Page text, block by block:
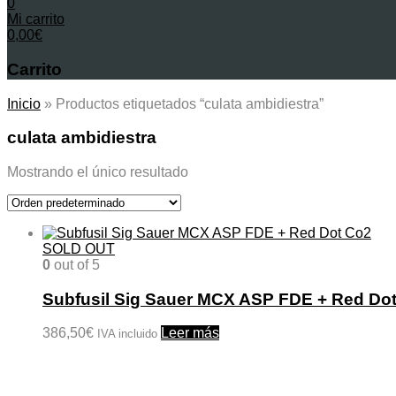
0
Mi carrito
0,00€
Carrito
Inicio » Productos etiquetados “culata ambidiestra”
culata ambidiestra
Mostrando el único resultado
SOLD OUT
0 out of 5
Subfusil Sig Sauer MCX ASP FDE + Red
386,50€ IVA incluido Leer más